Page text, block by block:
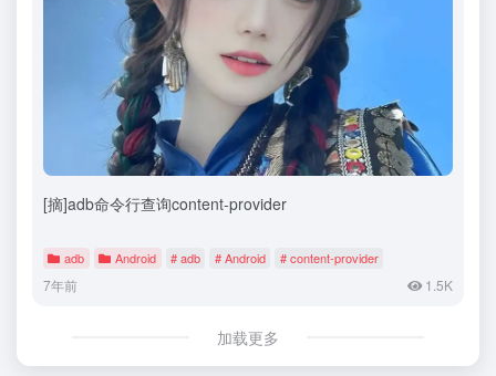
[摘]adb命令行查询content-provider
adb Android # adb # Android # content-provider
7年前 1.5K
加载更多